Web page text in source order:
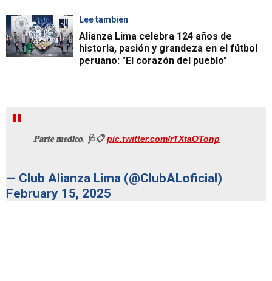
Lee también
Alianza Lima celebra 124 años de
historia, pasión y grandeza en el fútbol
peruano: "El corazón del pueblo"
𝐏𝐚𝐫𝐭𝐞 𝐦𝐞𝐝𝐢𝐜𝐨. 🩺📋pic.twitter.com/rTXtaOTonp
— Club Alianza Lima (@ClubALoficial)
February 15, 2025